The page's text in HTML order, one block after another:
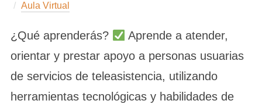
Aula Virtual
¿Qué aprenderás?
Aprende a atender,
orientar y prestar apoyo a personas usuarias
de servicios de teleasistencia, utilizando
herramientas tecnológicas y habilidades de